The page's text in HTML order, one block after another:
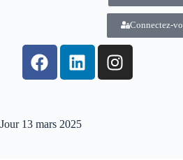
Connectez-
Jour13 mars 2025